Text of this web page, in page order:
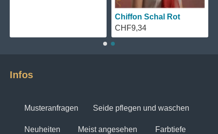
Chiffon Schal Rot
CHF9,34
Infos
Musteranfragen Seide pflegen und waschen
Neuheiten Meist angesehen Farbtiefe